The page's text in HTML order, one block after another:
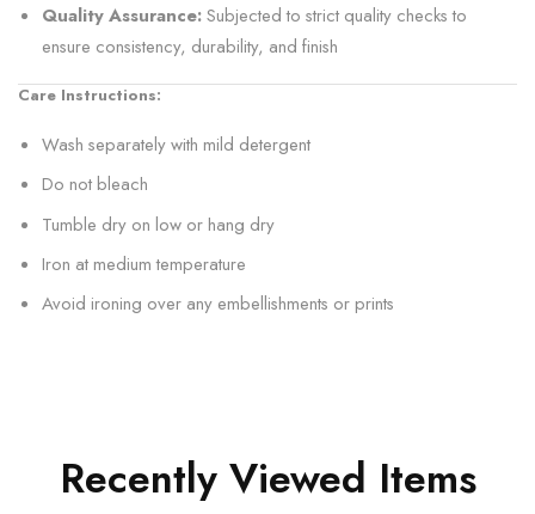
Quality Assurance:Subjected to strict quality checks to
ensure consistency, durability, and finish
Care Instructions:
Wash separately with mild detergent
Do not bleach
Tumble dry on low or hang dry
Iron at medium temperature
Avoid ironing over any embellishments or prints
Recently Viewed Items